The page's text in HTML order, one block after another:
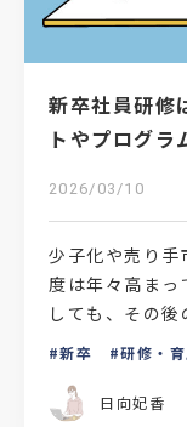
新卒社員研修
トやプログラ
2026/03/10
少子化や売り手
度は年々高まっ
しても、その
や戦力化の遅れ
新卒 研修・
日向妃香